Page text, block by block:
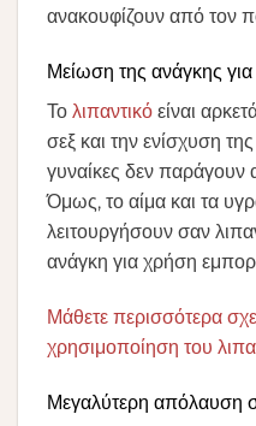
ανακουφίζουν από τον
Μείωση της ανάγκης
Το λιπαντικό είναι
σεξ και την ενίσχυση
γυναίκες δεν παράγουν
Όμως, το αίμα και τα
λειτουργήσουν σαν
ανάγκη για χρήση
Μάθετε περισσότερα
χρησιμοποίηση του
Μεγαλύτερη απόλαυση